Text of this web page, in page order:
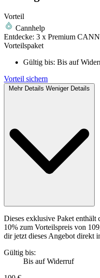
Vorteil
Cannhelp
Entdecke: 3 x Premium
Vorteilspaket
Gültig bis: Bis auf
Vorteil sichern
Mehr Details Weniger Details
Dieses exklusive Paket
10% zum Vorteilspreis von
dir jetzt dieses Angebot direkt
Gültig bis:
Bis auf Widerruf